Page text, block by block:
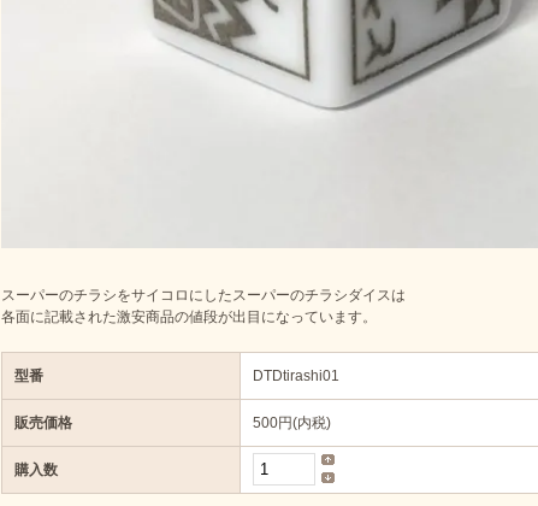
スーパーのチラシをサイコロにしたスーパーのチラシダイスは
各面に記載された激安商品の値段が出目になっています。
型番 DTDtirashi01
販売価格 500円(内税)
購入数